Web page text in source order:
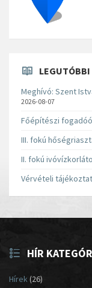
LEGUTÓBBI
Meghívó: Szent
2026-08-07
Főépítészi
III. fokú
II. fokú
Vérvételi
HÍR
Hírek(26)